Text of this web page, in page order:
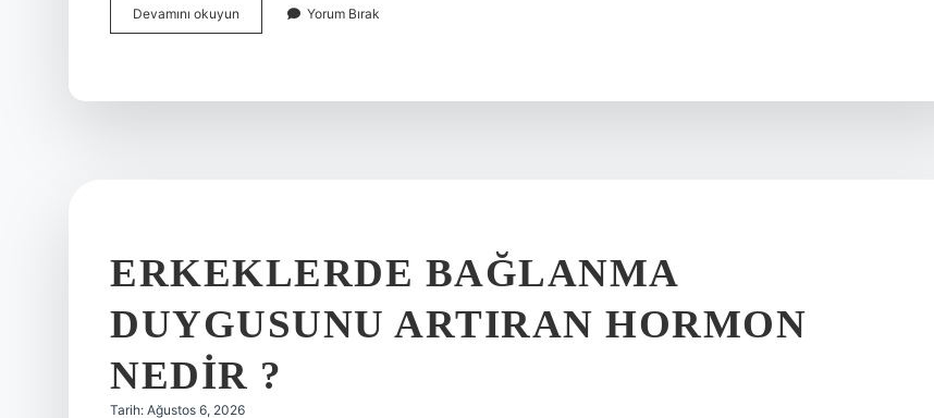
Devamını okuyun Muvazzaflık
dönemi
Yorum Bırak
ERKEKLERDE BAĞLANMA
DUYGUSUNU ARTIRAN HORMON
NEDIR ?
Tarih: Ağustos 6, 2026